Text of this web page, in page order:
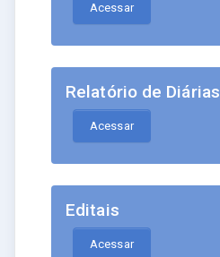
Acessar
Relatório de Diárias
Acessar
Editais
Acessar